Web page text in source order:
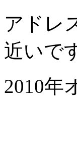
アドレ
近いで
2010年